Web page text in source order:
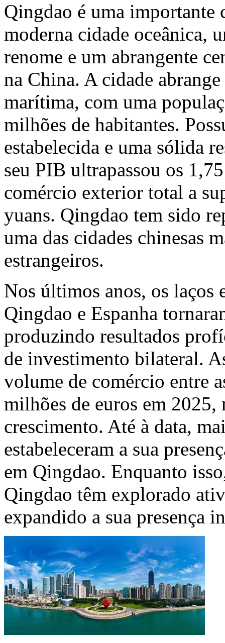
Qingdao é uma importante
moderna cidade oceânica,
renome e um abrangente
na China. A cidade
marítima, com uma
milhões de habitantes.
estabelecida e uma sólida
seu PIB ultrapassou os
comércio exterior total a
yuans. Qingdao tem sido
uma das cidades chinesas
estrangeiros.
Nos últimos anos, os laços
Qingdao e Espanha
produzindo resultados
de investimento bilateral.
volume de comércio entre
milhões de euros em
crescimento. Até à data,
estabeleceram a sua
em Qingdao. Enquanto
Qingdao têm explorado
expandido a sua presença